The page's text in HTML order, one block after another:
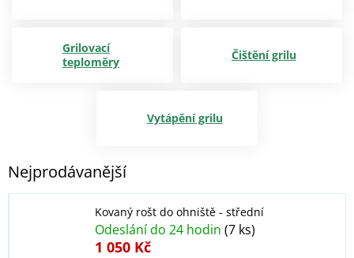
Grilovací
teploměry
Čištění grilu
Vytápění grilu
Nejprodávanější
Kovaný rošt do ohniště - střední
Odeslání do 24 hodin (7 ks)
1 050 Kč